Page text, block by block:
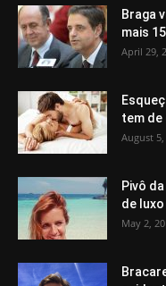
Braga
mais
April 29,
tem de
August 5,
Pivô
de luxo
May 2,